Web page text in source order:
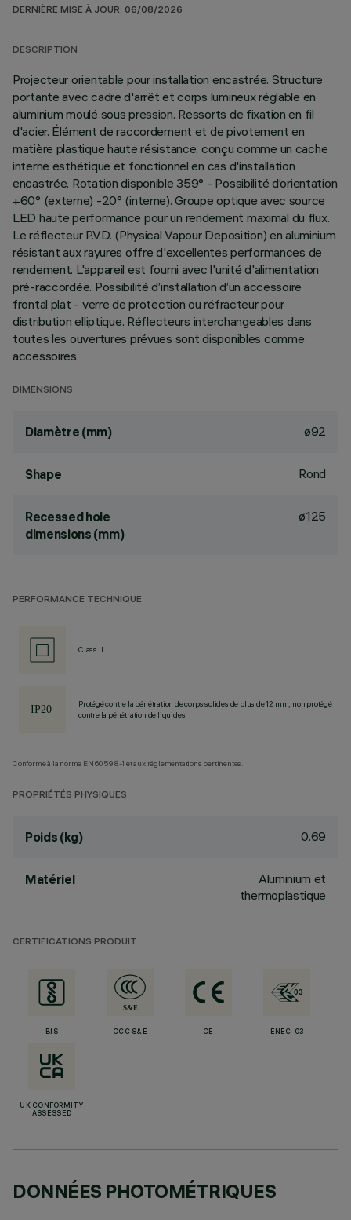
DERNIÈRE MISE À JOUR: 06/08/2026
DESCRIPTION
Projecteur orientable pour installation encastrée. Structure
portante avec cadre d'arrêt et corps lumineux réglable en
aluminium moulé sous pression. Ressorts de fixation en fil
d'acier. Élément de raccordement et de pivotement en
matière plastique haute résistance, conçu comme un cache
interne esthétique et fonctionnel en cas d'installation
encastrée. Rotation disponible 359° - Possibilité d’orientation
+60° (externe) -20° (interne). Groupe optique avec source
LED haute performance pour un rendement maximal du flux.
Le réflecteur P.V.D. (Physical Vapour Deposition) en aluminium
résistant aux rayures offre d'excellentes performances de
rendement. L'appareil est fourni avec l'unité d'alimentation
pré-raccordée. Possibilité d’installation d’un accessoire
frontal plat - verre de protection ou réfracteur pour
distribution elliptique. Réflecteurs interchangeables dans
toutes les ouvertures prévues sont disponibles comme
accessoires.
DIMENSIONS
Diamètre (mm) ø92
Shape Rond
Recessed hole
dimensions (mm)
ø125
PERFORMANCE TECHNIQUE
Class II
Protégé contre la pénétration de corps solides de plus de 12 mm, non protégé
contre la pénétration de liquides.
Conforme à la norme EN60598-1 et aux réglementations pertinentes.
PROPRIÉTÉS PHYSIQUES
Poids (kg) 0.69
Matériel
Aluminium et
thermoplastique
CERTIFICATIONS PRODUIT
BIS CCC S&E CE ENEC-03
UK CONFORMITY
ASSESSED
DONNÉES PHOTOMÉTRIQUES